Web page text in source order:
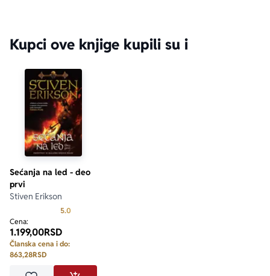
Kupci ove knjige kupili su i
Sećanja na led - deo
prvi
Stiven Erikson
5.0
Cena:
1.199,00RSD
Članska cena i do:
863,28RSD